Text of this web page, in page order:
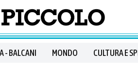
- BALCANI MONDO CULTURA E